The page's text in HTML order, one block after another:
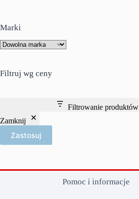
Marki
Filtruj wg ceny
Filtrowanie produktów
Zamknij
Zastosuj
Pomoc i informacje